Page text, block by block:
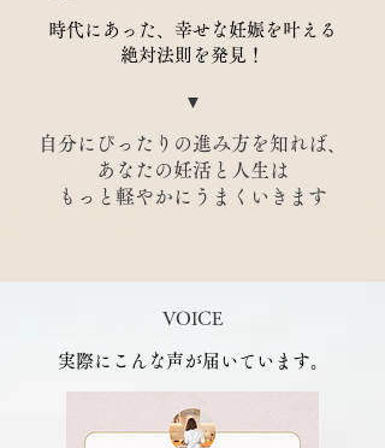
時代にあった、幸せな妊娠を叶える
​絶対法則を発見！
▼
自分にぴったりの進み方を知れば、
あなたの妊活と人生は
​もっと軽やかにうまくいきます
VOICE
実際にこんな声が届いています。